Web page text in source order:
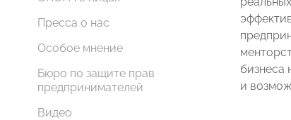
Пресса о нас
Особое мнение
Бюро по защите прав
предпринимателей
Видео
бизнеса
и